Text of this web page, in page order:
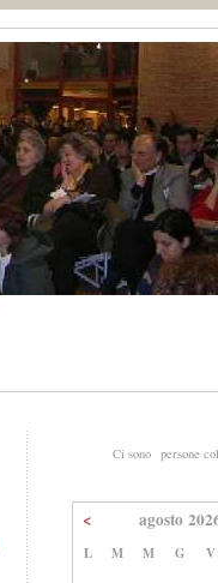
Ci sono persone
< agosto
L M M G V